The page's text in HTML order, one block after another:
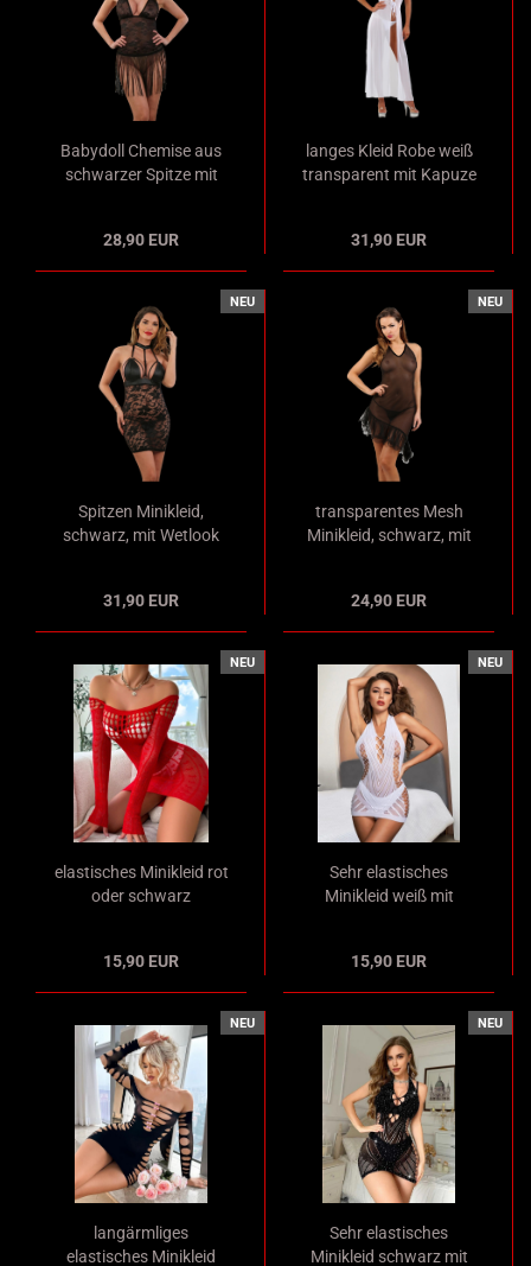
Babydoll Chemise aus
schwarzer Spitze mit
28,90 EUR
langes Kleid Robe weiß
transparent mit Kapuze
31,90 EUR
NEU
Spitzen Minikleid,
schwarz, mit Wetlook
31,90 EUR
NEU
transparentes Mesh
Minikleid, schwarz, mit
Rocksaum
24,90 EUR
NEU
elastisches Minikleid rot
oder schwarz
Dekolleté
15,90 EUR
NEU
Sehr elastisches
Minikleid weiß mit
15,90 EUR
NEU
langärmliges
elastisches Minikleid
NEU
Sehr elastisches
Minikleid schwarz mit